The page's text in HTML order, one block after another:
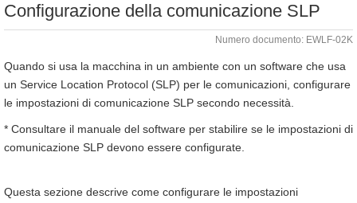
Configurazione della comunicazione SLP
Numero documento: EWLF-02K
Quando si usa la macchina in un ambiente con un software che usa
un Service Location Protocol (SLP) per le comunicazioni, configurare
le impostazioni di comunicazione SLP secondo necessità.
* Consultare il manuale del software per stabilire se le impostazioni di
comunicazione SLP devono essere configurate.
Questa sezione descrive come configurare le impostazioni